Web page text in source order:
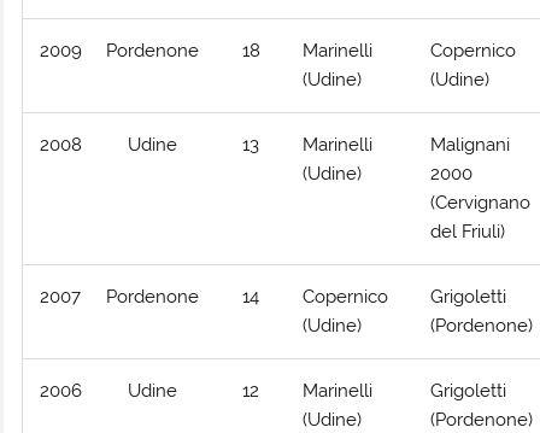
2009 Pordenone 18
Marinelli
(Udine)
Copernico
(Udine)
2008 Udine 13
Marinelli
(Udine)
Malignani
2000
(Cervignano
del Friuli)
2007 Pordenone 14
Copernico
(Udine)
Grigoletti
(Pordenone)
2006 Udine 12
Marinelli
(Udine)
Grigoletti
(Pordenone)